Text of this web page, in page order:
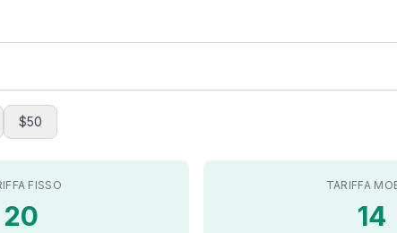
$50
FISSO
20
TARIFFA
14